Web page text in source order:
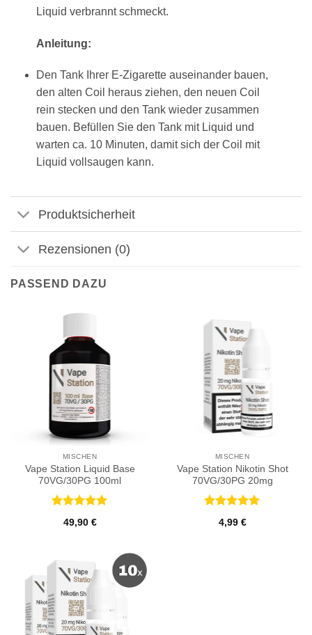
Liquid verbrannt schmeckt.
Anleitung:
Den Tank Ihrer E-Zigarette auseinander bauen,
den alten Coil heraus ziehen, den neuen Coil
rein stecken und den Tank wieder zusammen
bauen. Befüllen Sie den Tank mit Liquid und
warten ca. 10 Minuten, damit sich der Coil mit
Liquid vollsaugen kann.
Produktsicherheit
Rezensionen (0)
PASSEND DAZU
MISCHEN
Vape Station Liquid Base
70VG/30PG 100ml
Bewertet
mit5von
49,90 €
MISCHEN
Vape Station Nikotin Shot
70VG/30PG 20mg
Bewertet
mit5von
4,99 €